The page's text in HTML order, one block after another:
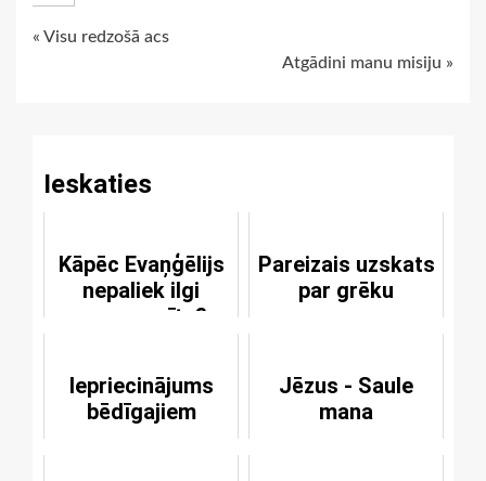
Continue
« Visu redzošā acs
Atgādini manu misiju »
Ieskaties
Kāpēc Evaņģēlijs
nepaliek ilgi
nesagrozīts?
Pareizais uzskats
par grēku
Iepriecinājums
bēdīgajiem
Jēzus - Saule
mana